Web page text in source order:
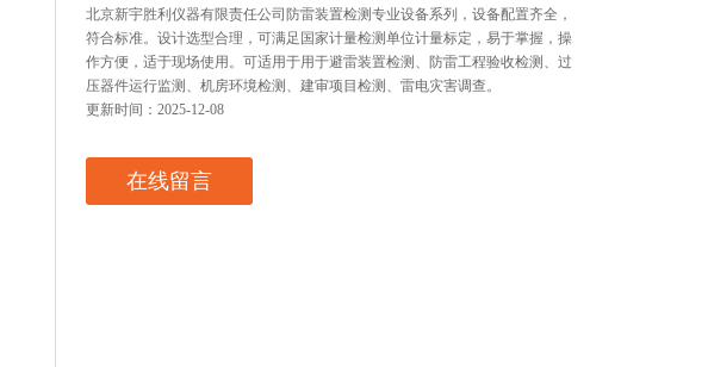
北京新宇胜利仪器有限责任公司防雷装置检测专业设备系列，设备配置齐全，
符合标准。设计选型合理，可满足国家计量检测单位计量标定，易于掌握，操
作方便，适于现场使用。可适用于用于避雷装置检测、防雷工程验收检测、过
压器件运行监测、机房环境检测、建审项目检测、雷电灾害调查。
更新时间：2025-12-08
在线留言